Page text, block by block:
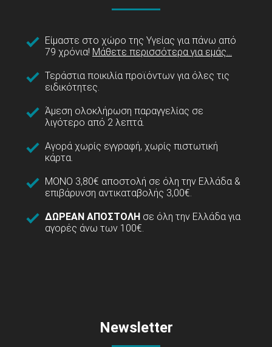
Είμαστε στο χώρο της Υγείας για πάνω από
79 χρόνια! Μάθετε περισσότερα για εμάς...
Τεράστια ποικιλία προϊόντων για όλες τις
ειδικότητες.
Άμεση ολοκλήρωση παραγγελίας σε
λιγότερο από 2 λεπτά.
Αγορά χωρίς εγγραφή, χωρίς πιστωτική
κάρτα.
ΜΟΝΟ 3,80€ αποστολή σε όλη την Ελλάδα &
επιβάρυνση αντικαταβολής 3,00€.
ΔΩΡΕΑΝ ΑΠΟΣΤΟΛΗ σε όλη την Ελλάδα για
αγορές άνω των 100€.
Newsletter